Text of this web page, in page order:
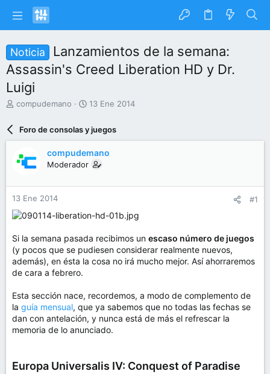
Noticia
Lanzamientos de la semana:
Assassin's Creed Liberation HD y Dr.
Luigi
I
a
r
d
e
l
t
e
m
a
compudemano
F
c
h
d
e
n
13 Ene 2014
Foro de consolas y juegos
compudemano
Moderador
13 Ene 2014 #1
Si la semana pasada recibimos un escaso número de juegos
(y pocos que se pudiesen considerar realmente nuevos,
además), en ésta la cosa no irá mucho mejor. Así ahorraremos
de cara a febrero.
Esta sección nace, recordemos, a modo de complemento de
la guía mensual, que ya sabemos que no todas las fechas se
dan con antelación, y nunca está de más el refrescar la
memoria de lo anunciado.
Europa Universalis IV: Conquest of Paradise